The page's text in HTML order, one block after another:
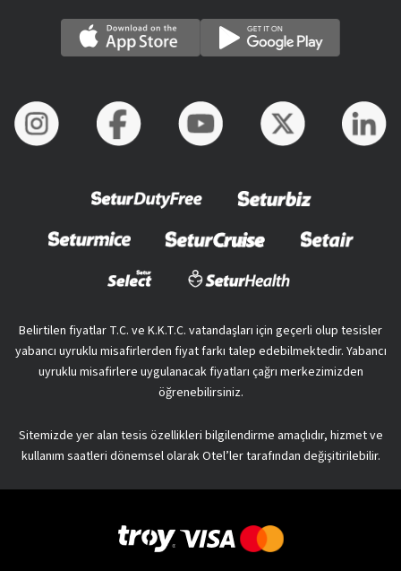
Belirtilen fiyatlar T.C. ve K.K.T.C. vatandaşları için geçerli olup tesisler
yabancı uyruklu misafirlerden fiyat farkı talep edebilmektedir. Yabancı
uyruklu misafirlere uygulanacak fiyatları çağrı merkezimizden
öğrenebilirsiniz.
Sitemizde yer alan tesis özellikleri bilgilendirme amaçlıdır, hizmet ve
kullanım saatleri dönemsel olarak Otel’ler tarafından değişitirilebilir.